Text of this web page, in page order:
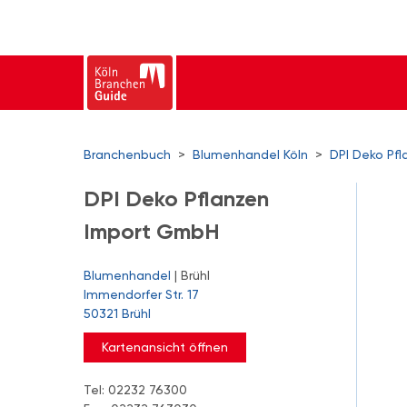
Branchenbuch > Blumenhandel Köln > DPI Deko
DPI Deko Pflanzen
Import GmbH
Blumenhandel | Brühl
Immendorfer Str. 17
50321 Brühl
Kartenansicht öffnen
Tel: 02232 76300